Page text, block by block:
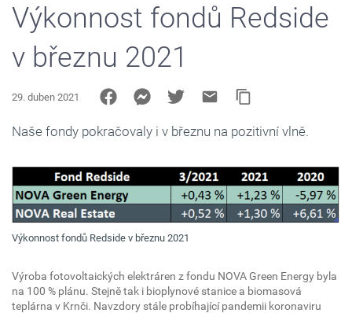
Výkonnost fondů Redside
v březnu 2021
29. duben 2021
Naše fondy pokračovaly i v březnu na pozitivní vlně.
Výkonnost fondů Redside v březnu 2021
Výroba fotovoltaických elektráren z fondu NOVA Green Energy byla
na 100 % plánu. Stejně tak i bioplynové stanice a biomasová
teplárna v Krnči. Navzdory stále probíhající pandemii koronaviru